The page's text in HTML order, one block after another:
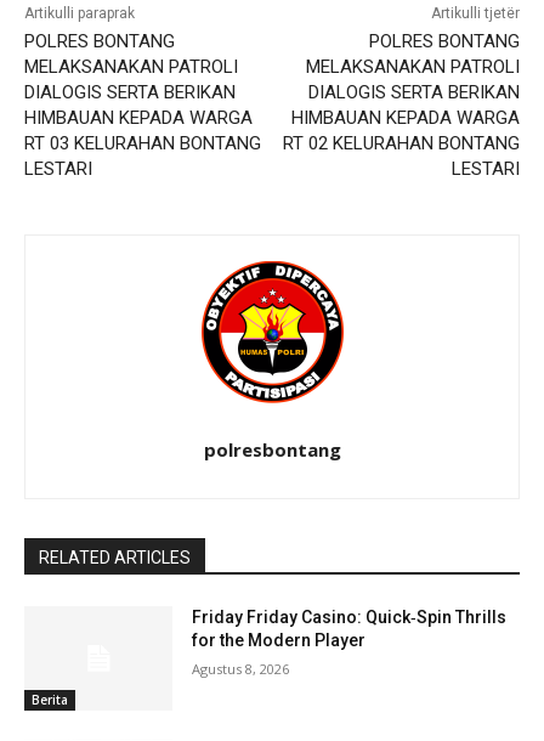
Artikulli paraprak
POLRES BONTANG
MELAKSANAKAN PATROLI
DIALOGIS SERTA BERIKAN
HIMBAUAN KEPADA WARGA
RT 03 KELURAHAN BONTANG
LESTARI
Artikulli tjetër
POLRES BONTANG
MELAKSANAKAN PATROLI
DIALOGIS SERTA BERIKAN
HIMBAUAN KEPADA WARGA
RT 02 KELURAHAN BONTANG
LESTARI
polresbontang
RELATED ARTICLES
Berita
Friday Friday Casino: Quick‑Spin Thrills
for the Modern Player
Agustus 8, 2026